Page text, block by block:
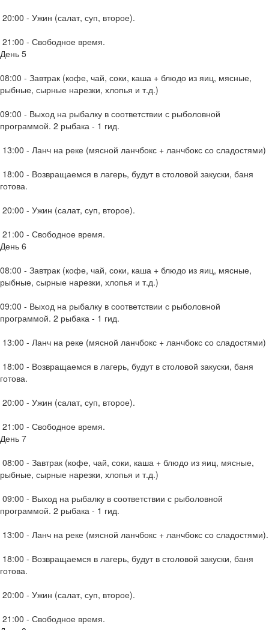
20:00 - Ужин (салат, суп, второе).
21:00 - Свободное время.
День 5
08:00 - Завтрак (кофе, чай, соки, каша + блюдо из яиц, мясные,
рыбные, сырные нарезки, хлопья и т.д.)
09:00 - Выход на рыбалку в соответствии с рыболовной
программой. 2 рыбака - 1 гид.
13:00 - Ланч на реке (мясной ланчбокс + ланчбокс со сладостями)
18:00 - Возвращаемся в лагерь, будут в столовой закуски, баня
готова.
20:00 - Ужин (салат, суп, второе).
21:00 - Свободное время.
День 6
08:00 - Завтрак (кофе, чай, соки, каша + блюдо из яиц, мясные,
рыбные, сырные нарезки, хлопья и т.д.)
09:00 - Выход на рыбалку в соответствии с рыболовной
программой. 2 рыбака - 1 гид.
13:00 - Ланч на реке (мясной ланчбокс + ланчбокс со сладостями)
18:00 - Возвращаемся в лагерь, будут в столовой закуски, баня
готова.
20:00 - Ужин (салат, суп, второе).
21:00 - Свободное время.
День 7
08:00 - Завтрак (кофе, чай, соки, каша + блюдо из яиц, мясные,
рыбные, сырные нарезки, хлопья и т.д.)
09:00 - Выход на рыбалку в соответствии с рыболовной
программой. 2 рыбака - 1 гид.
13:00 - Ланч на реке (мясной ланчбокс + ланчбокс со сладостями).
18:00 - Возвращаемся в лагерь, будут в столовой закуски, баня
готова.
20:00 - Ужин (салат, суп, второе).
21:00 - Свободное время.